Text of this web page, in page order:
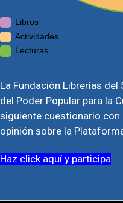
Libros
Actividades
Lecturas
La Fundación Librerías
del Poder Popular para la
siguiente cuestionario
opinión sobre la
Haz click aquí y participa